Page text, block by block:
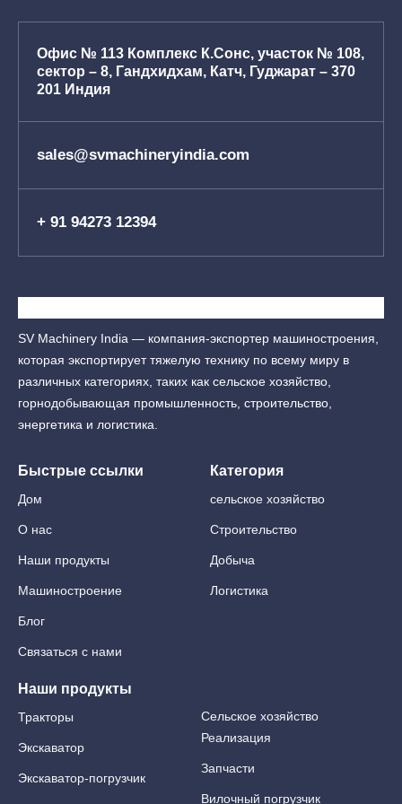
Офис № 113 Комплекс К.Сонс, участок № 108,
сектор – 8, Гандхидхам, Катч, Гуджарат – 370
201 Индия
sales@svmachineryindia.com
+ 91 94273 12394
SV Machinery India — компания-экспортер машиностроения,
которая экспортирует тяжелую технику по всему миру в
различных категориях, таких как сельское хозяйство,
горнодобывающая промышленность, строительство,
энергетика и логистика.
Быстрые ссылки
Дом
О нас
Наши продукты
Машиностроение
Блог
Связаться с нами
Категория
сельское хозяйство
Строительство
Добыча
Логистика
Наши продукты
Тракторы
Экскаватор
Экскаватор-погрузчик
Сельское хозяйство
Реализация
Запчасти
Вилочный погрузчик